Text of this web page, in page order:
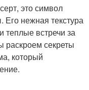
крем
это символ
Его нежная текстура
теплые встречи за
раскроем секреты
который